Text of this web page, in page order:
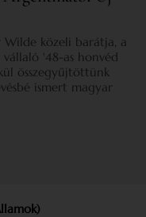
közeli barátja, a
'48-as honvéd
összegyűjtöttünk
ismert magyar